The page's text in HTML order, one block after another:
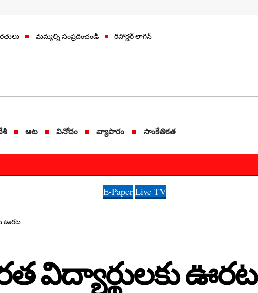
మమ్మల్ని సంప్రదించండి రిపోర్టర్ లాగిన్
ఆట వినోదం వ్యాపారం సాంకేతికత
E-Paper Live TV
ఊరట
ఊరట